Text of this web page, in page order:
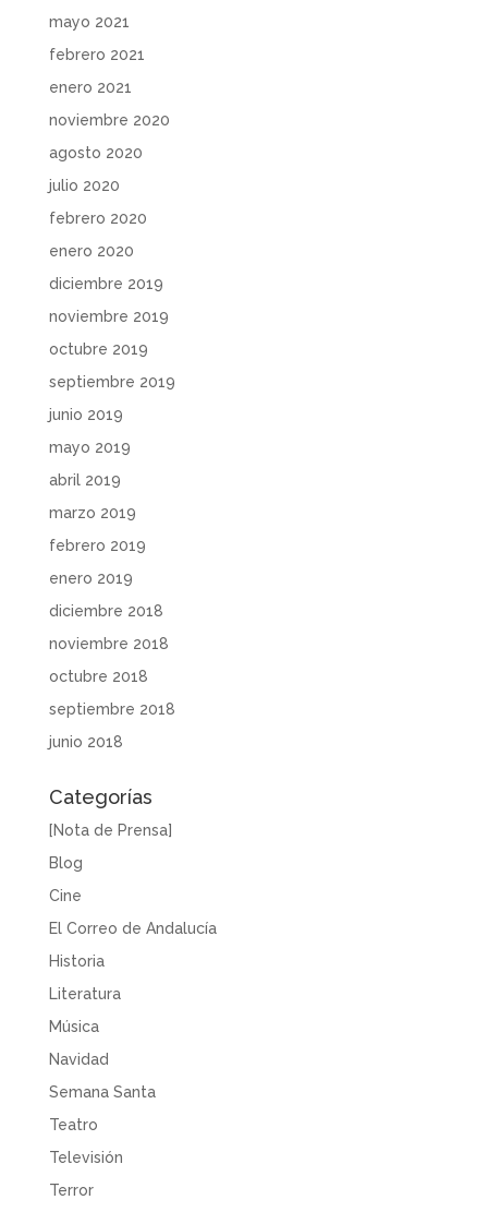
mayo 2021
febrero 2021
enero 2021
noviembre 2020
agosto 2020
julio 2020
febrero 2020
enero 2020
diciembre 2019
noviembre 2019
octubre 2019
septiembre 2019
junio 2019
mayo 2019
abril 2019
marzo 2019
febrero 2019
enero 2019
diciembre 2018
noviembre 2018
octubre 2018
septiembre 2018
junio 2018
Categorías
[Nota de Prensa]
Blog
Cine
El Correo de Andalucía
Historia
Literatura
Música
Navidad
Semana Santa
Teatro
Televisión
Terror